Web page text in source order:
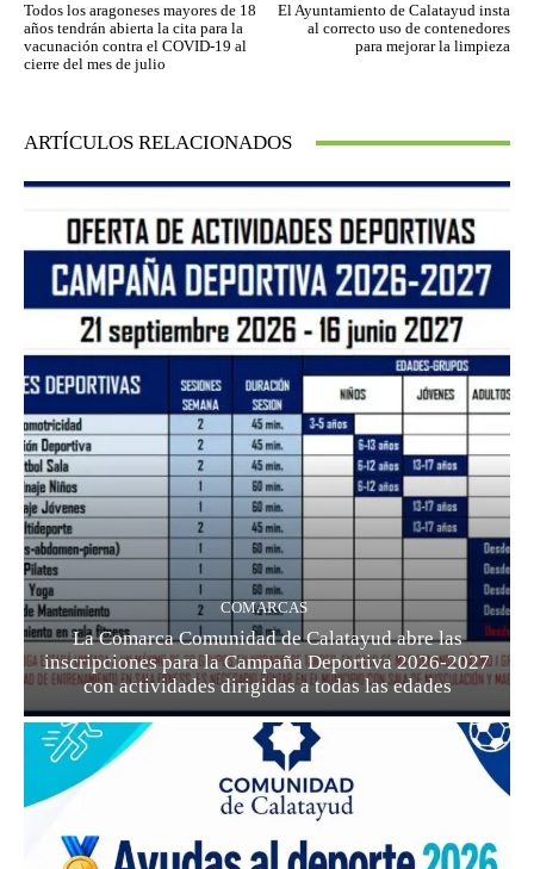
Todos los aragoneses mayores de 18
años tendrán abierta la cita para la
vacunación contra el COVID-19 al
cierre del mes de julio
El Ayuntamiento de Calatayud insta
al correcto uso de contenedores
para mejorar la limpieza
ARTÍCULOS RELACIONADOS
COMARCAS
La Comarca Comunidad de Calatayud abre las
inscripciones para la Campaña Deportiva 2026-2027
con actividades dirigidas a todas las edades